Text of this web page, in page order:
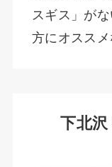
スギス」が
方にオススメ
下北